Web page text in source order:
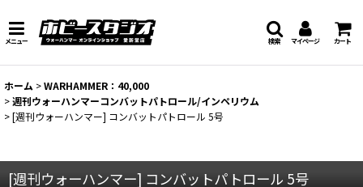
メニュー マイページ カート
検索
ホーム >WARHAMMER：40,000
>週刊ウォーハンマーコンバットパトロール/インペリウム
>[週刊ウォーハンマー] コンバットパトロール 5号
[週刊ウォーハンマー] コンバットパトロール 5号